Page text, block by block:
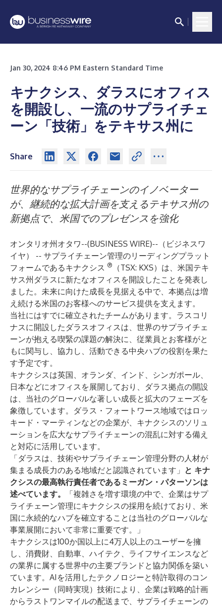
Jan 30, 2024 8:46 PM Eastern Standard Time
キナクシス、ダラスにオフィス
を開設し、一流のサプライチェ
ーン「技術」をテキサス州に
Share
世界的なサプライチェーンのイノベーター
が、継続的な拡大計画を支えるテキサス州の
新拠点で、米国でのプレゼンスを強化
オンタリオ州オタワ--(BUSINESS WIRE)-- （ビジネスワ
イヤ） -- サプライチェーン管理のリーディングプラット
フォームであるキナクシス ®
（TSX: KXS）は、米国テキ
サス州ダラスに新たなオフィスを開設したことを発表し
ました。未来に向けた成長を見据える中で、本拠点は増
え続ける米国のお客様へのサービス提供を支えます。
当社にはすでに確立されたチームがあります。ラスコリ
ナスに開設したダラスオフィスは、世界のサプライチェ
ーンが抱える喫緊の課題の解決に、従業員とお客様がと
もに関与し、協力し、活動できる中央ハブの役割を果た
す予定です。
キナクシスは英国、オランダ、インド、シンガポール、
日本などにオフィスを展開しており、ダラス拠点の開設
は、当社のグローバルな著しい成長と拡大のフェーズを
象徴しています。ダラス・フォートワース地域ではロッ
キード・マーティンなどの企業が、キナクシスのソリュ
ーションを広大なサプライチェーンの混乱に対する備え
と対応に活用しています。
「ダラスは、技術やサプライチェーン管理分野の人材が
集まる成長力のある地域だと認識されています」 と キナ
クシスの最高執行責任者であるミーガン・パターソンは
述べています。
「複雑さを増す環境の中で、企業はサプ
ライチェーン管理にキナクシスの採用を続けており、米
国に永続的なハブを確立することは当社のグローバルな
事業展開において非常に重要です。」
キナクシスは100か国以上に4万人以上のユーザーを擁
し、消費財、自動車、ハイテク、ライフサイエンスなど
の業界に属する世界中の主要ブランドと協力関係を築い
ています。AIを活用したテクノロジーと特許取得のコン
カレンシー（同時実現）技術により、企業は戦略的計画
からラストワンマイルの配送まで、サプライチェーンの